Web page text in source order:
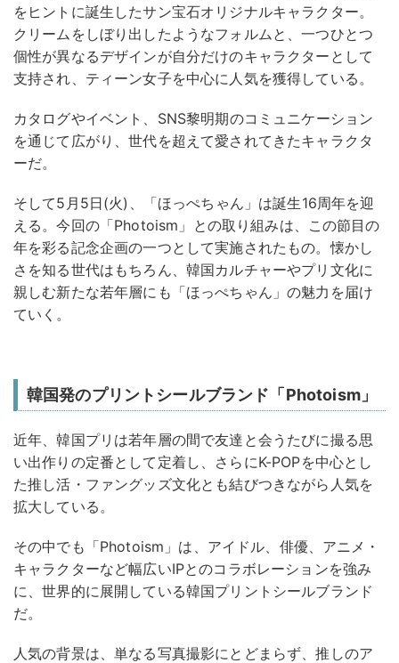
をヒントに誕生したサン宝石オリジナルキャラクター。
クリームをしぼり出したようなフォルムと、一つひとつ
個性が異なるデザインが自分だけのキャラクターとして
支持され、ティーン女子を中心に人気を獲得している。
カタログやイベント、SNS黎明期のコミュニケーション
を通じて広がり、世代を超えて愛されてきたキャラクタ
ーだ。
そして5月5日(火)、「ほっぺちゃん」は誕生16周年を迎
える。今回の「Photoism」との取り組みは、この節目の
年を彩る記念企画の一つとして実施されたもの。懐かし
さを知る世代はもちろん、韓国カルチャーやプリ文化に
親しむ新たな若年層にも「ほっぺちゃん」の魅力を届け
ていく。
韓国発のプリントシールブランド「Photoism」
近年、韓国プリは若年層の間で友達と会うたびに撮る思
い出作りの定番として定着し、さらにK-POPを中心とし
た推し活・ファングッズ文化とも結びつきながら人気を
拡大している。
その中でも「Photoism」は、アイドル、俳優、アニメ・
キャラクターなど幅広いIPとのコラボレーションを強み
に、世界的に展開している韓国プリントシールブランド
だ。
人気の背景は、単なる写真撮影にとどまらず、推しのア